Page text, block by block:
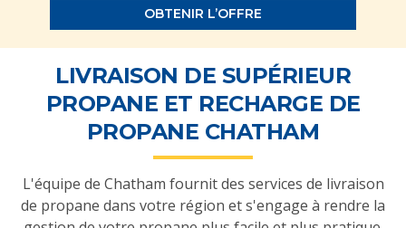
OBTENIR L’OFFRE
LIVRAISON DE SUPÉRIEUR
PROPANE ET RECHARGE DE
PROPANE CHATHAM
L'équipe de Chatham fournit des services de livraison
de propane dans votre région et s'engage à rendre la